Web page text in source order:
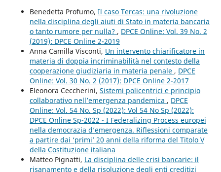
Benedetta Profumo, Il caso Tercas: una rivoluzione
nella disciplina degli aiuti di Stato in materia bancaria
o tanto rumore per nulla? , DPCE Online: Vol. 39 No. 2
(2019): DPCE Online 2-2019
Anna Camilla Visconti, Un intervento chiarificatore in
materia di doppia incriminabilità nel contesto della
cooperazione giudiziaria in materia penale , DPCE
Online: Vol. 30 No. 2 (2017): DPCE Online 2-2017
Eleonora Ceccherini, Sistemi policentrici e principio
collaborativo nell’emergenza pandemica , DPCE
Online: Vol. 54 No. Sp (2022): Vol 54 No Sp (2022):
DPCE Online Sp-2022 - I Federalizing Process europei
nella democrazia d’emergenza. Riflessioni comparate
a partire dai ‘primi’ 20 anni della riforma del Titolo V
della Costituzione italiana
Matteo Pignatti, La disciplina delle crisi bancarie: il
risanamento e della risoluzione degli enti creditizi